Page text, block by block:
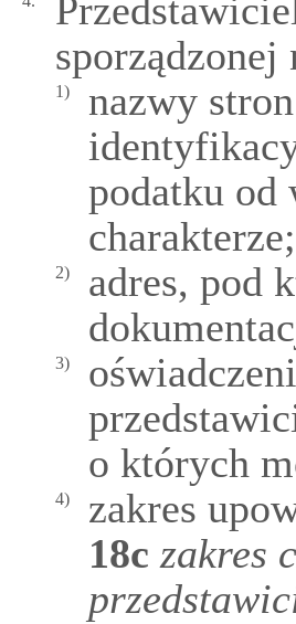
1)
nazwy
podatku od
charakterze;
2)
adres, pod
3)
o których
4)
zakres
18c zakres